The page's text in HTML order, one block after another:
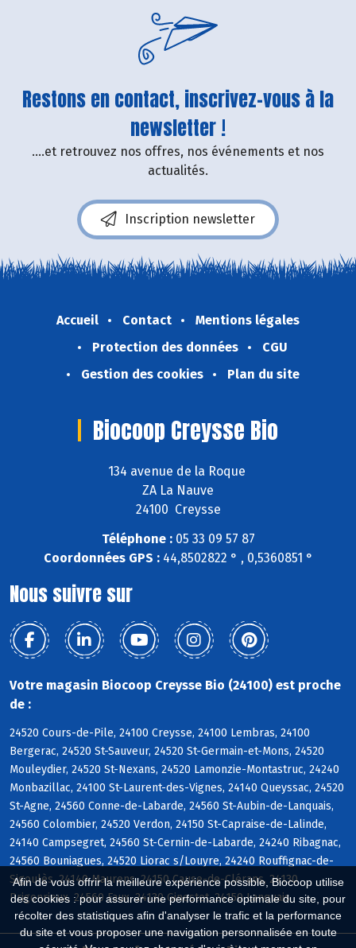
Afin de vous offrir la meilleure expérience possible, Biocoop utilise
des cookies : pour assurer une performance optimale du site, pour
récolter des statistiques afin d'analyser le trafic et la performance
du site et vous proposer une navigation personnalisée en toute
Restons en contact, inscrivez-vous à la
newsletter !
....et retrouvez nos offres, nos événements et nos
actualités.
Inscription newsletter
Accueil Contact
Mentions légales
Protection des données
CGU
Gestion des cookies
Plan du site
Biocoop Creysse Bio
134 avenue de la Roque
ZA La Nauve
24100 Creysse
Téléphone :05 33 09 57 87
Coordonnées GPS :44,8502822 ° , 0,5360851 °
Nous suivre sur
Votre magasin Biocoop Creysse Bio (24100) est proche
de :
24520 Cours-de-Pile, 24100 Creysse, 24100 Lembras, 24100
Bergerac, 24520 St-Sauveur, 24520 St-Germain-et-Mons, 24520
Mouleydier, 24520 St-Nexans, 24520 Lamonzie-Montastruc, 24240
Monbazillac, 24100 St-Laurent-des-Vignes, 24140 Queyssac, 24520
St-Agne, 24560 Conne-de-Labarde, 24560 St-Aubin-de-Lanquais,
24560 Colombier, 24520 Verdon, 24150 St-Capraise-de-Lalinde,
24140 Campsegret, 24560 St-Cernin-de-Labarde, 24240 Ribagnac,
24560 Bouniagues, 24520 Liorac s/Louyre, 24240 Rouffignac-de-
Sigoulès, 24140 Maurens, 24150 Cause-de-Clérans, 24130
Prigonrieux, 24560 Faux, 24130 Ginestet, 24150 Lanquais